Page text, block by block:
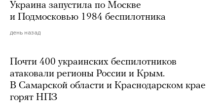
Украина запустила по Москве
и Подмосковью 1984 беспилотника
день назад
Почти 400 украинских беспилотников
атаковали регионы России и Крым.
В Самарской области и Краснодарском крае
горят НПЗ